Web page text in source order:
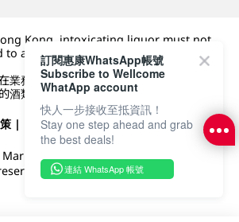
Kong, intoxicating liquor must not
to a minor (under 18) in the course of
業務過程中，向未成年人 (18 歲以下人士)
酒類。
| DFI零售集團
Place. The Dairy Farm Company
訂閱惠康WhatsApp帳號
Subscribe to Wellcome
WhatApp account
快人一步接收至抵資訊！
Stay one step ahead and grab
the best deals!
連結 WhatsApp 帳號